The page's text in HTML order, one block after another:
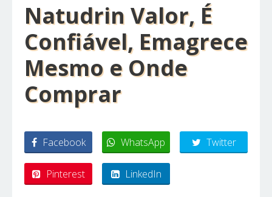
Natudrin Valor, É
Confiável, Emagrece
Mesmo e Onde
Comprar
Facebook WhatsApp Twitter
Pinterest LinkedIn